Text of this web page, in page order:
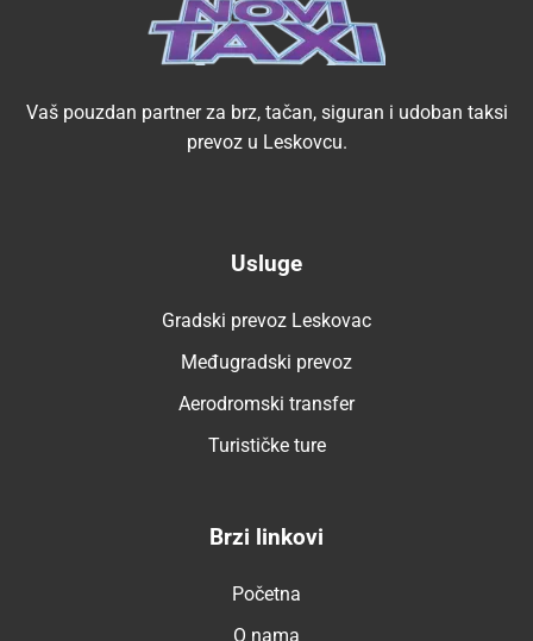
Vaš pouzdan partner za brz, tačan, siguran i udoban taksi
prevoz u Leskovcu.
Usluge
Gradski prevoz Leskovac
Međugradski prevoz
Aerodromski transfer
Turističke ture
Brzi linkovi
Početna
O nama